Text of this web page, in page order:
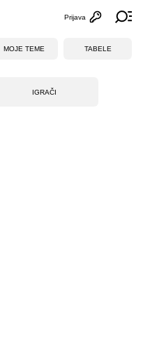
Otvori
Prijava
MOJE TEME TABELE
IGRAČI